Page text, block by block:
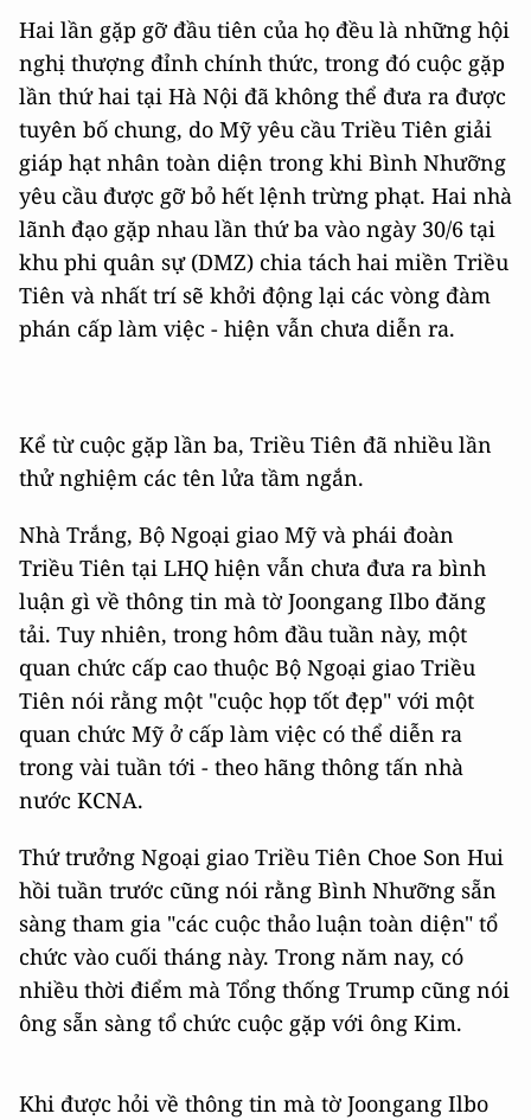
Hai lần gặp gỡ đầu tiên của họ đều là những hội
nghị thượng đỉnh chính thức, trong đó cuộc gặp
lần thứ hai tại Hà Nội đã không thể đưa ra được
tuyên bố chung, do Mỹ yêu cầu Triều Tiên giải
giáp hạt nhân toàn diện trong khi Bình Nhưỡng
yêu cầu được gỡ bỏ hết lệnh trừng phạt. Hai nhà
lãnh đạo gặp nhau lần thứ ba vào ngày 30/6 tại
khu phi quân sự (DMZ) chia tách hai miền Triều
Tiên và nhất trí sẽ khởi động lại các vòng đàm
phán cấp làm việc - hiện vẫn chưa diễn ra.
Kể từ cuộc gặp lần ba, Triều Tiên đã nhiều lần
thử nghiệm các tên lửa tầm ngắn.
Nhà Trắng, Bộ Ngoại giao Mỹ và phái đoàn
Triều Tiên tại LHQ hiện vẫn chưa đưa ra bình
luận gì về thông tin mà tờ Joongang Ilbo đăng
tải. Tuy nhiên, trong hôm đầu tuần này, một
quan chức cấp cao thuộc Bộ Ngoại giao Triều
Tiên nói rằng một "cuộc họp tốt đẹp" với một
quan chức Mỹ ở cấp làm việc có thể diễn ra
trong vài tuần tới - theo hãng thông tấn nhà
nước KCNA.
Thứ trưởng Ngoại giao Triều Tiên Choe Son Hui
hồi tuần trước cũng nói rằng Bình Nhưỡng sẵn
sàng tham gia "các cuộc thảo luận toàn diện" tổ
chức vào cuối tháng này. Trong năm nay, có
nhiều thời điểm mà Tổng thống Trump cũng nói
ông sẵn sàng tổ chức cuộc gặp với ông Kim.
Khi được hỏi về thông tin mà tờ Joongang Ilbo